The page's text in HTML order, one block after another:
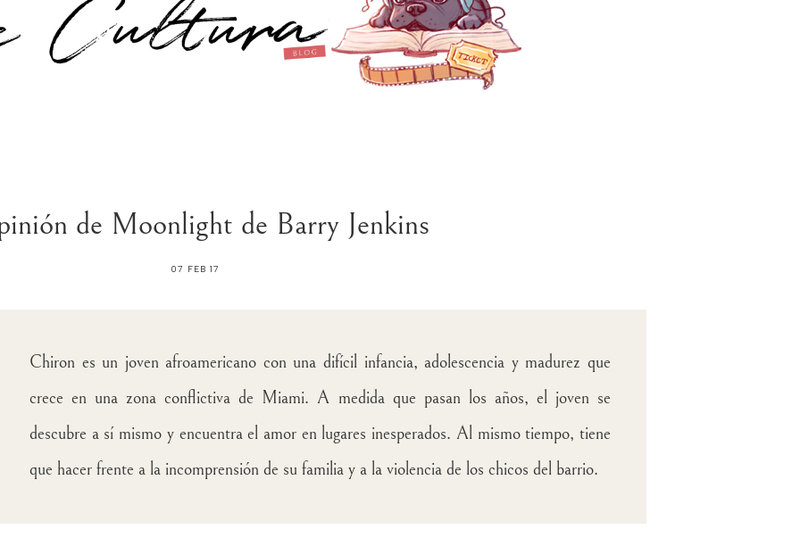
de Moonlight de Barry Jenkins
07 FEB 17
Chiron es un joven afroamericano con una difícil infancia, adolescencia y madurez que
crece en una zona conflictiva de Miami. A medida que pasan los años, el joven se
descubre a sí mismo y encuentra el amor en lugares inesperados. Al mismo tiempo, tiene
que hacer frente a la incomprensión de su familia y a la violencia de los chicos del barrio.